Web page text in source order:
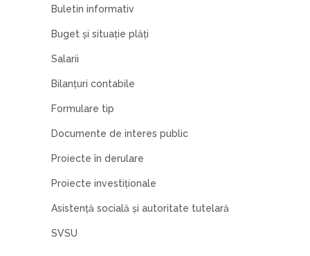
Buletin informativ
Buget și situație plăți
Salarii
Bilanțuri contabile
Formulare tip
Documente de interes public
Proiecte în derulare
Proiecte investiţionale
Asistenţă socială şi autoritate tutelară
SVSU